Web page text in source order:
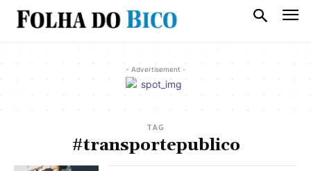
- Advertisement -
TAG
#transportepublico